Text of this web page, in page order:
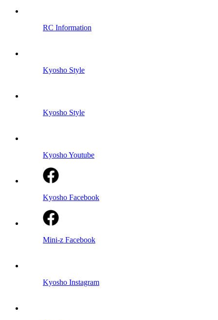
RC Information
Kyosho Style
Kyosho Style
Kyosho Youtube
Kyosho Facebook
Mini-z Facebook
Kyosho Instagram